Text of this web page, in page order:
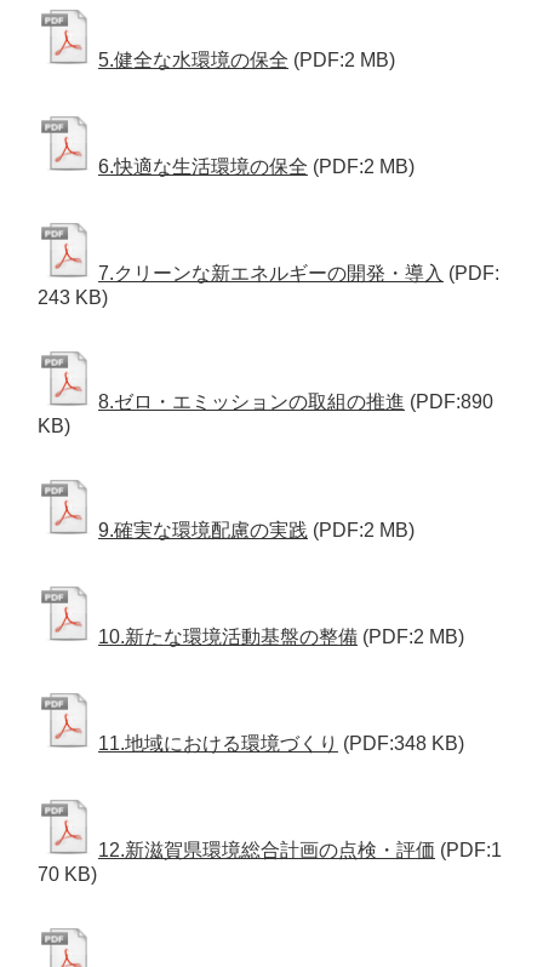
5.健全な水環境の保全 (PDF:2 MB)
6.快適な生活環境の保全 (PDF:2 MB)
7.クリーンな新エネルギーの開発・導入 (PDF:
243 KB)
8.ゼロ・エミッションの取組の推進 (PDF:890
KB)
9.確実な環境配慮の実践 (PDF:2 MB)
10.新たな環境活動基盤の整備 (PDF:2 MB)
11.地域における環境づくり (PDF:348 KB)
12.新滋賀県環境総合計画の点検・評価 (PDF:1
70 KB)